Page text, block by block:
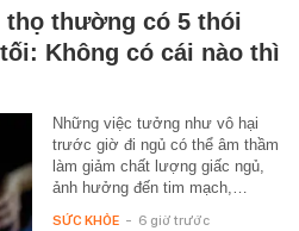
thường có 5 thói
Không có cái nào thì
Những việc tưởng như vô hại
trước giờ đi ngủ có thể âm thầm
làm giảm chất lượng giấc ngủ,
ảnh hưởng đến tim mạch,…
SỨC KHỎE - 6 giờ trước